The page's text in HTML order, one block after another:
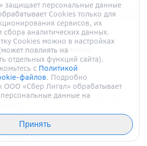
данных
support@sberpravo.ru
ЮЛ и ИП:
, ИНН9705124940, Адрес:
упоминание.
защищает персональные данные
Cookies только для
сервисов, их
аналитических данных.
Cookies можно в настройках
повлиять на
отдельных функций сайта).
с Политикой
файлов. Подробно
ООО «Сбер Лигал» обрабатывает
данные на
Принять